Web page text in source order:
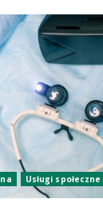
Usługi społeczne